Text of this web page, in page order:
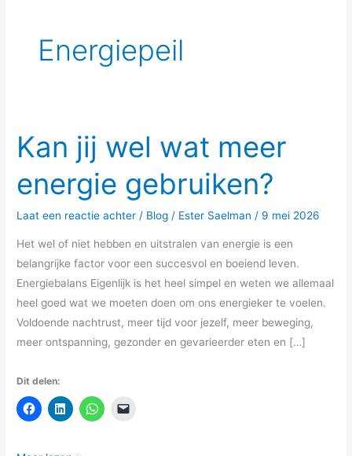
Energiepeil
Kan jij wel wat meer
energie gebruiken?
Laat een reactie achter / Blog / Ester Saelman / 9 mei 2026
Het wel of niet hebben en uitstralen van energie is een
belangrijke factor voor een succesvol en boeiend leven.
Energiebalans Eigenlijk is het heel simpel en weten we allemaal
heel goed wat we moeten doen om ons energieker te voelen.
Voldoende nachtrust, meer tijd voor jezelf, meer beweging,
meer ontspanning, gezonder en gevarieerder eten en […]
Dit delen:
Kan
jij
wel
wat
meer